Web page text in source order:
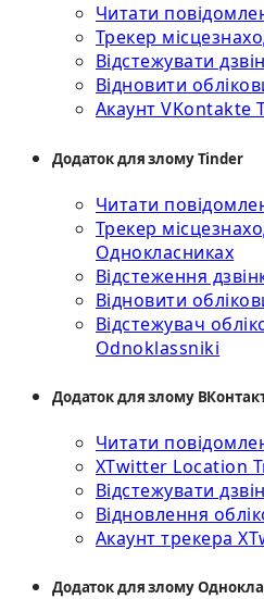
Читати
Трекер
Відстежувати
Відновити
Акаунт VKontakte
Додаток для злому Tinder
Читати
Трекер
Однокласниках
Відстеження
Відновити
Відстежувач
Odnoklassniki
Додаток для злому
Читати
XTwitter Location
Відстежувати
Відновлення
Акаунт трекера
Додаток для злому